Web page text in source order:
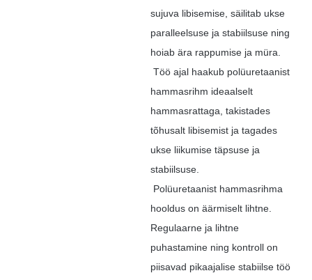
sujuva libisemise, säilitab ukse
paralleelsuse ja stabiilsuse ning
hoiab ära rappumise ja müra.
Töö ajal haakub polüuretaanist
hammasrihm ideaalselt
hammasrattaga, takistades
tõhusalt libisemist ja tagades
ukse liikumise täpsuse ja
stabiilsuse.
Polüuretaanist hammasrihma
hooldus on äärmiselt lihtne.
Regulaarne ja lihtne
puhastamine ning kontroll on
piisavad pikaajalise stabiilse töö